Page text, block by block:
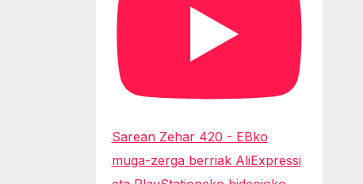
Sarean Zehar 420 - EBko
muga-zerga berriak AliExpressi